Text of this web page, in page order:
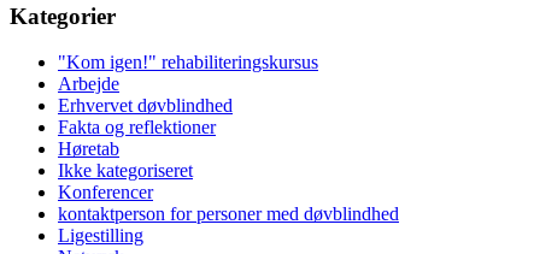
Kategorier
"Kom igen!" rehabiliteringskursus
Arbejde
Erhvervet døvblindhed
Fakta og reflektioner
Høretab
Ikke kategoriseret
Konferencer
kontaktperson for personer med døvblindhed
Ligestilling